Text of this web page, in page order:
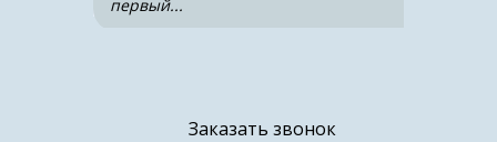
первый...
Заказать звонок